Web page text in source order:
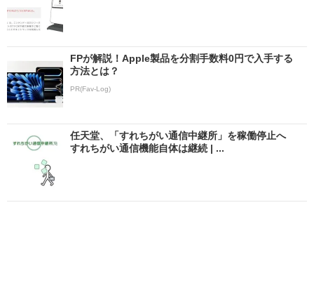
FPが解説！Apple製品を分割手数料0円で入手する
方法とは？
PR(Fav-Log)
任天堂、「すれちがい通信中継所」を稼働停止へ
すれちがい通信機能自体は継続 | ...